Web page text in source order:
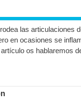
las articulaciones
en ocasiones se
os hablaremos